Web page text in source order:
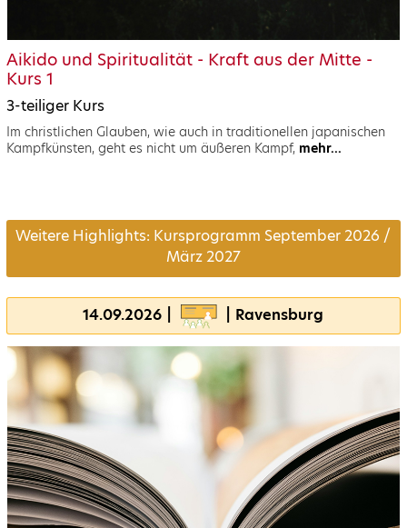
Aikido und Spiritualität - Kraft aus der Mitte -
Kurs 1
3-teiliger Kurs
Im christlichen Glauben, wie auch in traditionellen japanischen
Kampfkünsten, geht es nicht um äußeren Kampf,mehr...
Weitere Highlights: Kursprogramm September 2026 /
März 2027
14.09.2026 | | Ravensburg